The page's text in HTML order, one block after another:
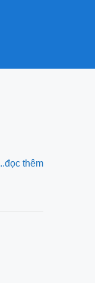
..đọc thêm